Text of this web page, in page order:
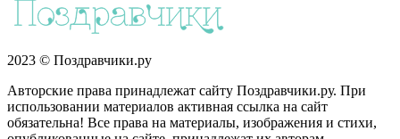
2023 © Поздравчики.ру
Авторские права принадлежат сайту Поздравчики.ру. При
использовании материалов активная ссылка на сайт
обязательна! Все права на материалы, изображения и стихи,